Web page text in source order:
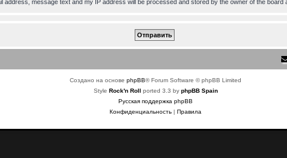
address, message text and my IP address will be processed and stored by the owner of the board
Создано на основеphpBB® Forum Software © phpBB Limited
Style Rock'n Roll ported 3.3 by phpBB Spain
Русская поддержка phpBB
Конфиденциальность |Правила